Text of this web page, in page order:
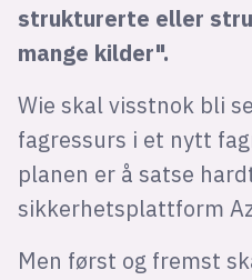
strukturerte eller
mange kilder".
Wie skal visstnok bli
fagressurs i et nytt
planen er å satse
sikkerhetsplattform
Men først og fremst